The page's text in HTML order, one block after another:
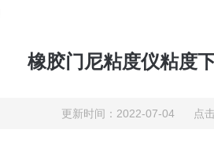
橡胶门尼粘度仪粘度
更新时间：2022-07-04 点击